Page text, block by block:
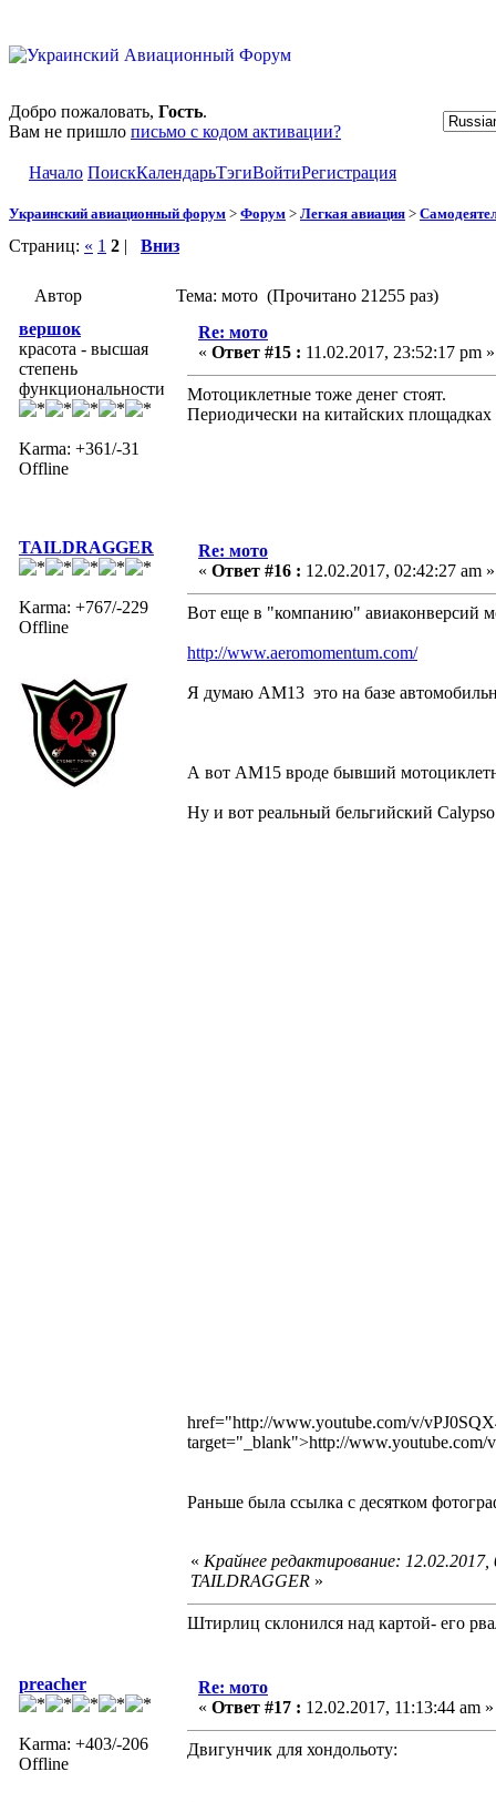
Добро пожаловать, Гость.
Вам не пришло письмо с кодом активации?
Начало ПоискКалендарьТэгиВойтиРегистрация
Украинский авиационный форум > Форум > Легкая авиация >
Страниц: « 1 2 | Вниз
Автор
Тема: мото (Прочитано 21255 раз)
вершок
красота - высшая
степень
функциональности
Karma: +361/-31
Offline
Re: мото
« Ответ #15 : 11.02.2017, 23:52:17 pm »
Мотоциклетные тоже денег стоят.
Периодически на китайских
TAILDRAGGER
Karma: +767/-229
Offline
Re: мото
« Ответ #16 : 12.02.2017, 02:42:27 am »
Вот еще в "компанию" авиаконверсий
http://www.aeromomentum.com/
Я думаю АМ13 это на базе
А вот АМ15 вроде бывший
Ну и вот реальный бельгийский
href="http://www.youtube.com/v/
target="_blank">http://
Раньше была ссылка с десятком
« Крайнее редактирование:
TAILDRAGGER »
Штирлиц склонился над картой- его
preacher
Karma: +403/-206
Offline
Re: мото
« Ответ #17 : 12.02.2017, 11:13:44 am »
Двигунчик для хондольоту: